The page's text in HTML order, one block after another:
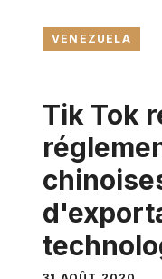
VENEZUELA
Tik Tok